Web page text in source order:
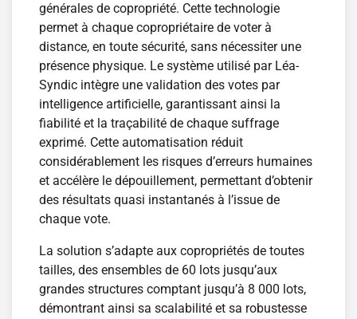
générales de copropriété. Cette technologie
permet à chaque copropriétaire de voter à
distance, en toute sécurité, sans nécessiter une
présence physique. Le système utilisé par Léa-
Syndic intègre une validation des votes par
intelligence artificielle, garantissant ainsi la
fiabilité et la traçabilité de chaque suffrage
exprimé. Cette automatisation réduit
considérablement les risques d’erreurs humaines
et accélère le dépouillement, permettant d’obtenir
des résultats quasi instantanés à l’issue de
chaque vote.
La solution s’adapte aux copropriétés de toutes
tailles, des ensembles de 60 lots jusqu’aux
grandes structures comptant jusqu’à 8 000 lots,
démontrant ainsi sa scalabilité et sa robustesse